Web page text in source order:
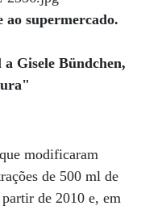
ao supermercado.
Gisele Bündchen,
modificaram
de 500 ml de
de 2010 e, em